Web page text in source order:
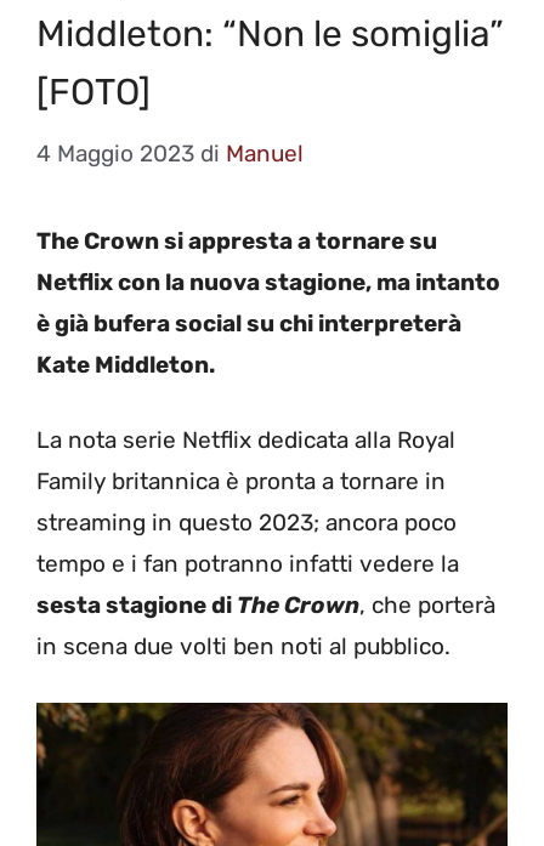
Middleton: “Non le somiglia”
[FOTO]
4 Maggio 2023 di Manuel
The Crown si appresta a tornare su
Netflix con la nuova stagione, ma intanto
è già bufera social su chi interpreterà
Kate Middleton.
La nota serie Netflix dedicata alla Royal
Family britannica è pronta a tornare in
streaming in questo 2023; ancora poco
tempo e i fan potranno infatti vedere la
sesta stagione di The Crown, che porterà
in scena due volti ben noti al pubblico.